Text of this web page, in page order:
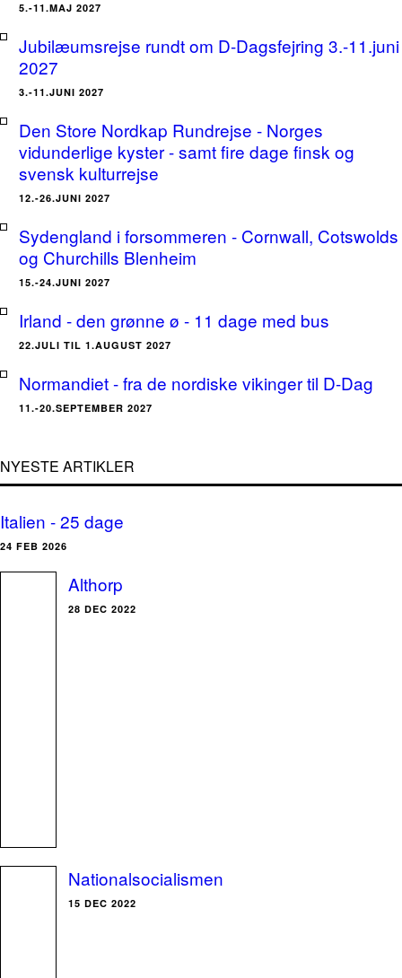
5.-11.MAJ 2027
Jubilæumsrejse rundt om D-Dagsfejring 3.-11.juni
2027
3.-11.JUNI 2027
Den Store Nordkap Rundrejse - Norges
vidunderlige kyster - samt fire dage finsk og
svensk kulturrejse
12.-26.JUNI 2027
Sydengland i forsommeren - Cornwall, Cotswolds
og Churchills Blenheim
15.-24.JUNI 2027
Irland - den grønne ø - 11 dage med bus
22.JULI TIL 1.AUGUST 2027
Normandiet - fra de nordiske vikinger til D-Dag
11.-20.SEPTEMBER 2027
NYESTE ARTIKLER
Italien - 25 dage
24 FEB 2026
Althorp
28 DEC 2022
Nationalsocialismen
15 DEC 2022